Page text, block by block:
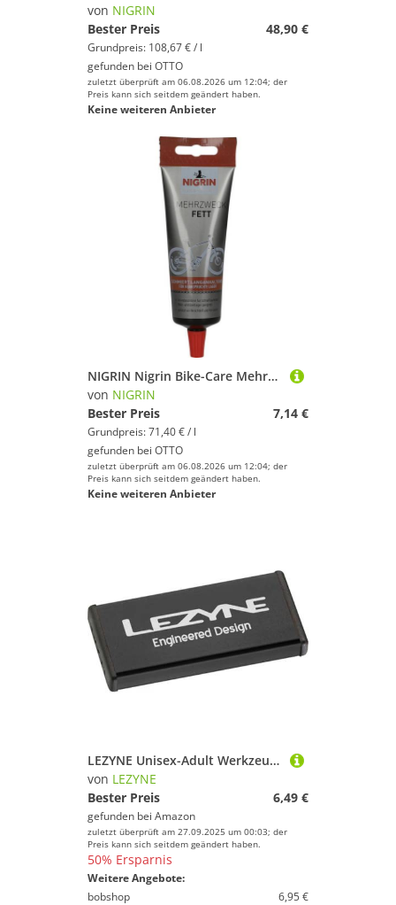
Rennräder
Tandem-Bikes
Trekkingräder
von NIGRIN
Bester Preis
48,90 €
Grundpreis: 108,67 € / l
gefunden bei OTTO
zuletzt überprüft am 06.08.2026 um 12:04; der
Preis kann sich seitdem geändert haben.
Keine weiteren Anbieter
NIGRIN Nigrin Bike-Care Mehrzweck-Fett 100ml Grundreiniger
von NIGRIN
Bester Preis
7,14 €
Grundpreis: 71,40 € / l
gefunden bei OTTO
zuletzt überprüft am 06.08.2026 um 12:04; der
Preis kann sich seitdem geändert haben.
Keine weiteren Anbieter
LEZYNE Unisex-Adult Werkzeug Reparaturset Lever Kit, Alu, Black, Einheitsgröße
von LEZYNE
Bester Preis
6,49 €
gefunden bei Amazon
zuletzt überprüft am 27.09.2025 um 00:03; der
Preis kann sich seitdem geändert haben.
50% Ersparnis
Weitere Angebote:
bobshop
6,95 €